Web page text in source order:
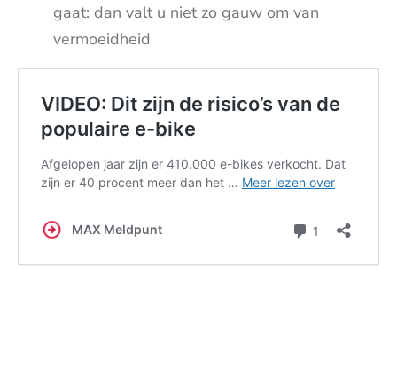
gaat: dan valt u niet zo gauw om van
vermoeidheid